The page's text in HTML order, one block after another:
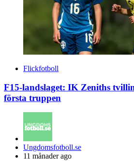
Flickfotboll
F15-landslaget: IK Zeniths
första truppen
Posted
by
Ungdomsfotboll.se
11 månader ago